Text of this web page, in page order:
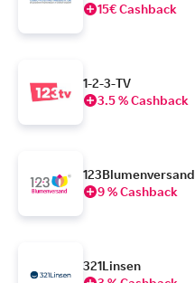
15€ Cashback
1-2-3-TV
3.5 % Cashback
123Blumenversand
9 % Cashback
321Linsen